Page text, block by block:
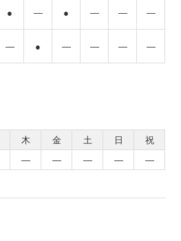
● ― ● ― ― ―
― ● ― ― ― ―
木 金 土 日
祝
― ― ― ― ―